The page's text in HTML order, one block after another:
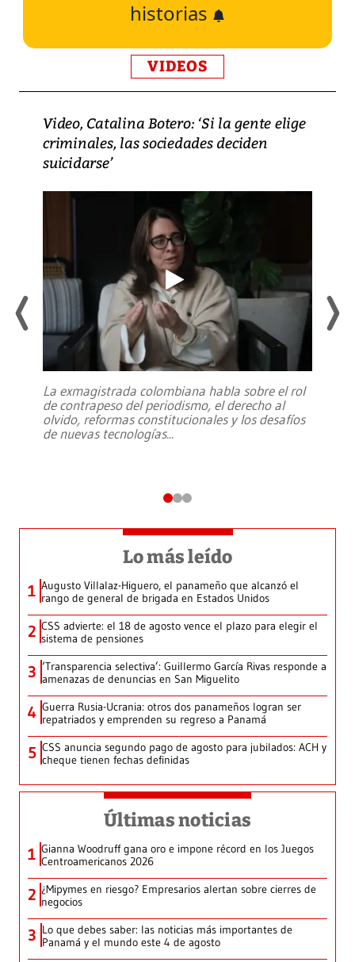
historias
VIDEOS
Video, Catalina Botero: ‘Si la gente elige
criminales, las sociedades deciden
suicidarse’
La exmagistrada colombiana habla sobre el rol
de contrapeso del periodismo, el derecho al
olvido, reformas constitucionales y los desafíos
de nuevas tecnologías...
Lo más leído
1 Augusto Villalaz-Higuero, el panameño que alcanzó el
rango de general de brigada en Estados Unidos
2 CSS advierte: el 18 de agosto vence el plazo para elegir el
sistema de pensiones
3 ‘Transparencia selectiva’: Guillermo García Rivas responde a
amenazas de denuncias en San Miguelito
4 Guerra Rusia-Ucrania: otros dos panameños logran ser
repatriados y emprenden su regreso a Panamá
5 CSS anuncia segundo pago de agosto para jubilados: ACH y
cheque tienen fechas definidas
Últimas noticias
1 Gianna Woodruff gana oro e impone récord en los Juegos
Centroamericanos 2026
2 ¿Mipymes en riesgo? Empresarios alertan sobre cierres de
negocios
3 Lo que debes saber: las noticias más importantes de
Panamá y el mundo este 4 de agosto